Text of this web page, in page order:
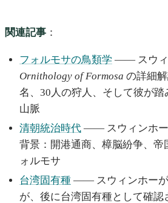
関連記事 ：
フォルモサの鳥類学 —— スウィ
Ornithology of Formosa の詳細
名、30人の狩人、そして彼が
山脈
清朝統治時代 —— スウィンホー
背景：開港通商、樟脳紛争、帝
ォルモサ
台湾固有種 —— スウィンホーが
が、後に台湾固有種として確認